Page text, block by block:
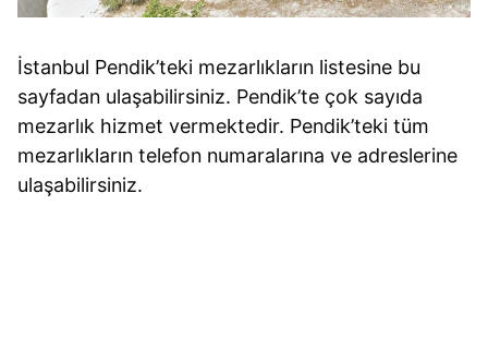
İstanbul Pendik’teki mezarlıkların listesine bu
sayfadan ulaşabilirsiniz. Pendik’te çok sayıda
mezarlık hizmet vermektedir. Pendik’teki tüm
mezarlıkların telefon numaralarına ve adreslerine
ulaşabilirsiniz.